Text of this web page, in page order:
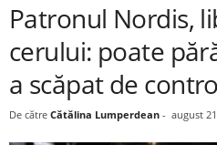
Patronul Nordis,
cerului: poate
a scăpat de
De către Cătălina Lumperdean - august